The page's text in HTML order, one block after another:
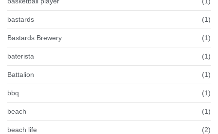
bastards (1)
Bastards Brewery (1)
baterista (1)
Battalion (1)
bbq (1)
beach (1)
beach life (2)